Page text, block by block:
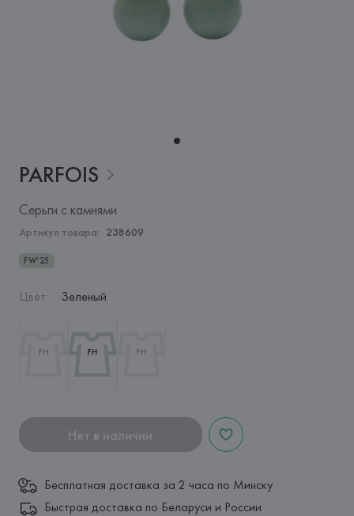
PARFOIS
Серьги с камнями
Артикул товара: 238609
FW’25
Цвет: Зеленый
Нет в наличии
Бесплатная доставка за 2 часа по Минску
Быстрая доставка по Беларуси и России